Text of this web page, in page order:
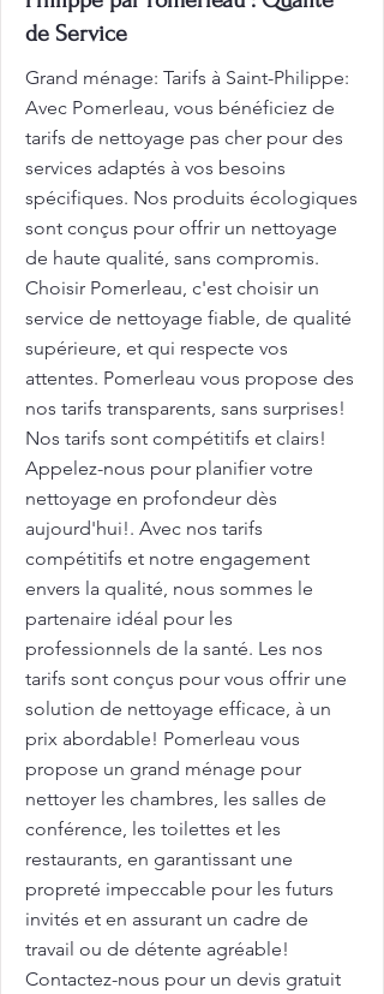
de Service
Grand ménage: Tarifs à Saint-Philippe:
Avec Pomerleau, vous bénéficiez de
tarifs de nettoyage pas cher pour des
services adaptés à vos besoins
spécifiques. Nos produits écologiques
sont conçus pour offrir un nettoyage
de haute qualité, sans compromis.
Choisir Pomerleau, c'est choisir un
service de nettoyage fiable, de qualité
supérieure, et qui respecte vos
attentes. Pomerleau vous propose des
nos tarifs transparents, sans surprises!
Nos tarifs sont compétitifs et clairs!
Appelez-nous pour planifier votre
nettoyage en profondeur dès
aujourd'hui!. Avec nos tarifs
compétitifs et notre engagement
envers la qualité, nous sommes le
partenaire idéal pour les
professionnels de la santé. Les nos
tarifs sont conçus pour vous offrir une
solution de nettoyage efficace, à un
prix abordable! Pomerleau vous
propose un grand ménage pour
nettoyer les chambres, les salles de
conférence, les toilettes et les
restaurants, en garantissant une
propreté impeccable pour les futurs
invités et en assurant un cadre de
travail ou de détente agréable!
Contactez-nous pour un devis gratuit